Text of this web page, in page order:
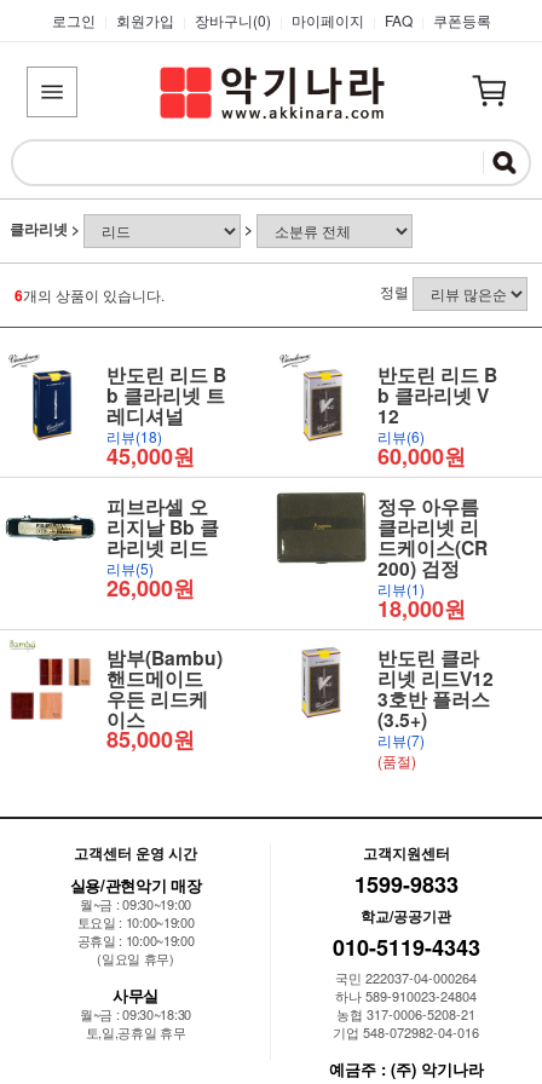
로그인 회원가입 장바구니(0) 마이페이지 FAQ 쿠폰등록
클라리넷 > >
6개의 상품이 있습니다. 정렬
반도린 리드 B
b 클라리넷 트
레디셔널
리뷰(18)
45,000원
반도린 리드 B
b 클라리넷 V
12
리뷰(6)
60,000원
피브라셀 오
리지날 Bb 클
라리넷 리드
리뷰(5)
26,000원
정우 아우름
클라리넷 리
드케이스(CR
200) 검정
리뷰(1)
18,000원
밤부(Bambu)
핸드메이드
우든 리드케
이스
85,000원
반도린 클라
리넷 리드V12
3호반 플러스
(3.5+)
리뷰(7)
(품절)
고객센터 운영 시간
실용/관현악기 매장
월~금 : 09:30~19:00
토요일 : 10:00~19:00
공휴일 : 10:00~19:00
(일요일 휴무)
사무실
월~금 : 09:30~18:30
토,일,공휴일 휴무
고객지원센터
1599-9833
학교/공공기관
010-5119-4343
국민 222037-04-000264
하나 589-910023-24804
농협 317-0006-5208-21
기업 548-072982-04-016
예금주 : (주) 악기나라